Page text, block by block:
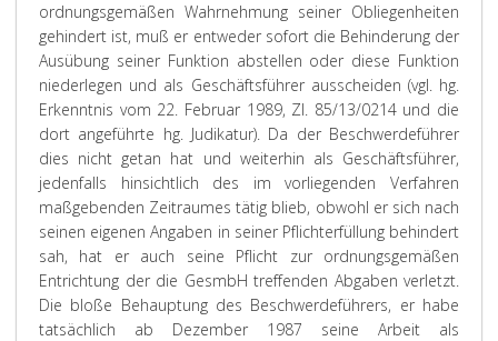
ordnungsgemäßen Wahrnehmung seiner Obliegenheiten
gehindert ist, muß er entweder sofort die Behinderung der
Ausübung seiner Funktion abstellen oder diese Funktion
niederlegen und als Geschäftsführer ausscheiden (vgl. hg.
Erkenntnis vom 22. Februar 1989, Zl. 85/13/0214 und die
dort angeführte hg. Judikatur). Da der Beschwerdeführer
dies nicht getan hat und weiterhin als Geschäftsführer,
jedenfalls hinsichtlich des im vorliegenden Verfahren
maßgebenden Zeitraumes tätig blieb, obwohl er sich nach
seinen eigenen Angaben in seiner Pflichterfüllung behindert
sah, hat er auch seine Pflicht zur ordnungsgemäßen
Entrichtung der die GesmbH treffenden Abgaben verletzt.
Die bloße Behauptung des Beschwerdeführers, er habe
tatsächlich ab Dezember 1987 seine Arbeit als